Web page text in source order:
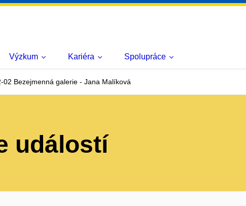
Výzkum Kariéra Spolupráce
02 Bezejmenná galerie - Jana Malíková
událostí